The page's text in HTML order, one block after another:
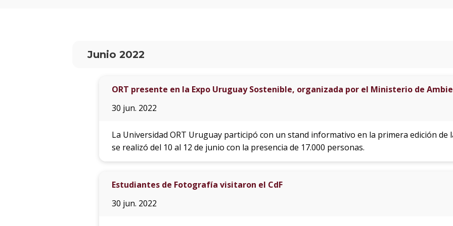
Junio 2022
ORT presente en la Expo Uruguay Sostenible, organizada por el Ministerio de
30 jun. 2022
La Universidad ORT Uruguay participó con un stand informativo en la primera edición de
se realizó del 10 al 12 de junio con la presencia de 17.000 personas.
Estudiantes de Fotografía visitaron el CdF
30 jun. 2022